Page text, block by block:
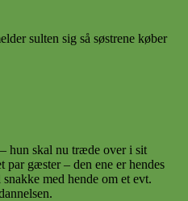
sulten sig så søstrene køber
hun skal nu træde over i sit
gæster – den ene er hendes
med hende om et evt.